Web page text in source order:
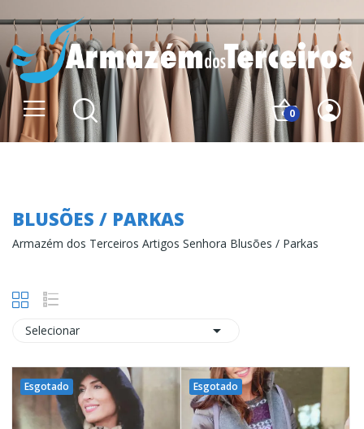
0
BLUSÕES / PARKAS
Armazém dos Terceiros Artigos Senhora Blusões / Parkas
Selecionar 
Esgotado Esgotado